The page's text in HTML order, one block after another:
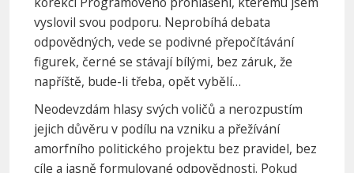
vyslovil svou podporu. Neprobíhá debata
odpovědných, vede se podivné přepočítávání
figurek, černé se stávají bílými, bez záruk, že
napříště, bude-li třeba, opět vybělí…
Neodevzdám hlasy svých voličů a nerozpustím
jejich důvěru v podílu na vzniku a přežívání
amorfního politického projektu bez pravidel, bez
cíle a jasně formulované odpovědnosti. Pokud